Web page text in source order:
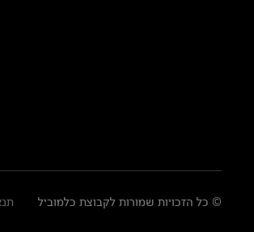
© כל הזכויות שמורות לקבוצת כלמוביל